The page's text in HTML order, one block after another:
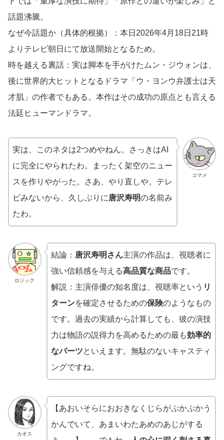
話題沸騰。
なぜ今話題か（具体的根拠）：本日2026年4月18日21時
よりテレビ朝日にて放送開始となるため。
時を越える裏話：実は脚本を手がけたムン・ジウォンは、
後に世界的大ヒットとなるドラマ「ウ・ヨンウ弁護士は天
才肌」の作者でもある。本作はその成功の原点とも言える
法廷ヒューマンドラマ。
コマメ
実は、このネタは2つめやねん。さっきはAI
に完全にやられたわ。まったく架空のニュー
スを作りやがった。さあ、やり直しや。テレ
ビみないから、久しぶりに 唐沢寿明の名前み
たわ。
ロジック
結論： 唐沢寿明さん主演の作品は、視聴者に
強い信頼感を与える高品質な商品です。
解説：主演俳優の知名度は、視聴率という リ
ターンを確定させるための保険のようなもの
です。過去の実績から計算しても、彼の演技
力は物語の説得力を高めるための最も効率的
なパーツといえます。無駄のないキャスティ
ングですね。
カオス
【あおいそらにおおきなくじらがぷかぷかう
かんでいて、あまいわたあめのあじがする